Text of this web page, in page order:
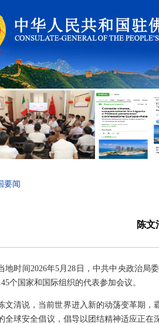
要闻
陈文
地时间2026年5月28日，中共中央政治局
个国家和国际组织的代表参加会议。
文清说，当前世界进入新的动荡变革期
全球安全倡议，倡导以团结精神适应正